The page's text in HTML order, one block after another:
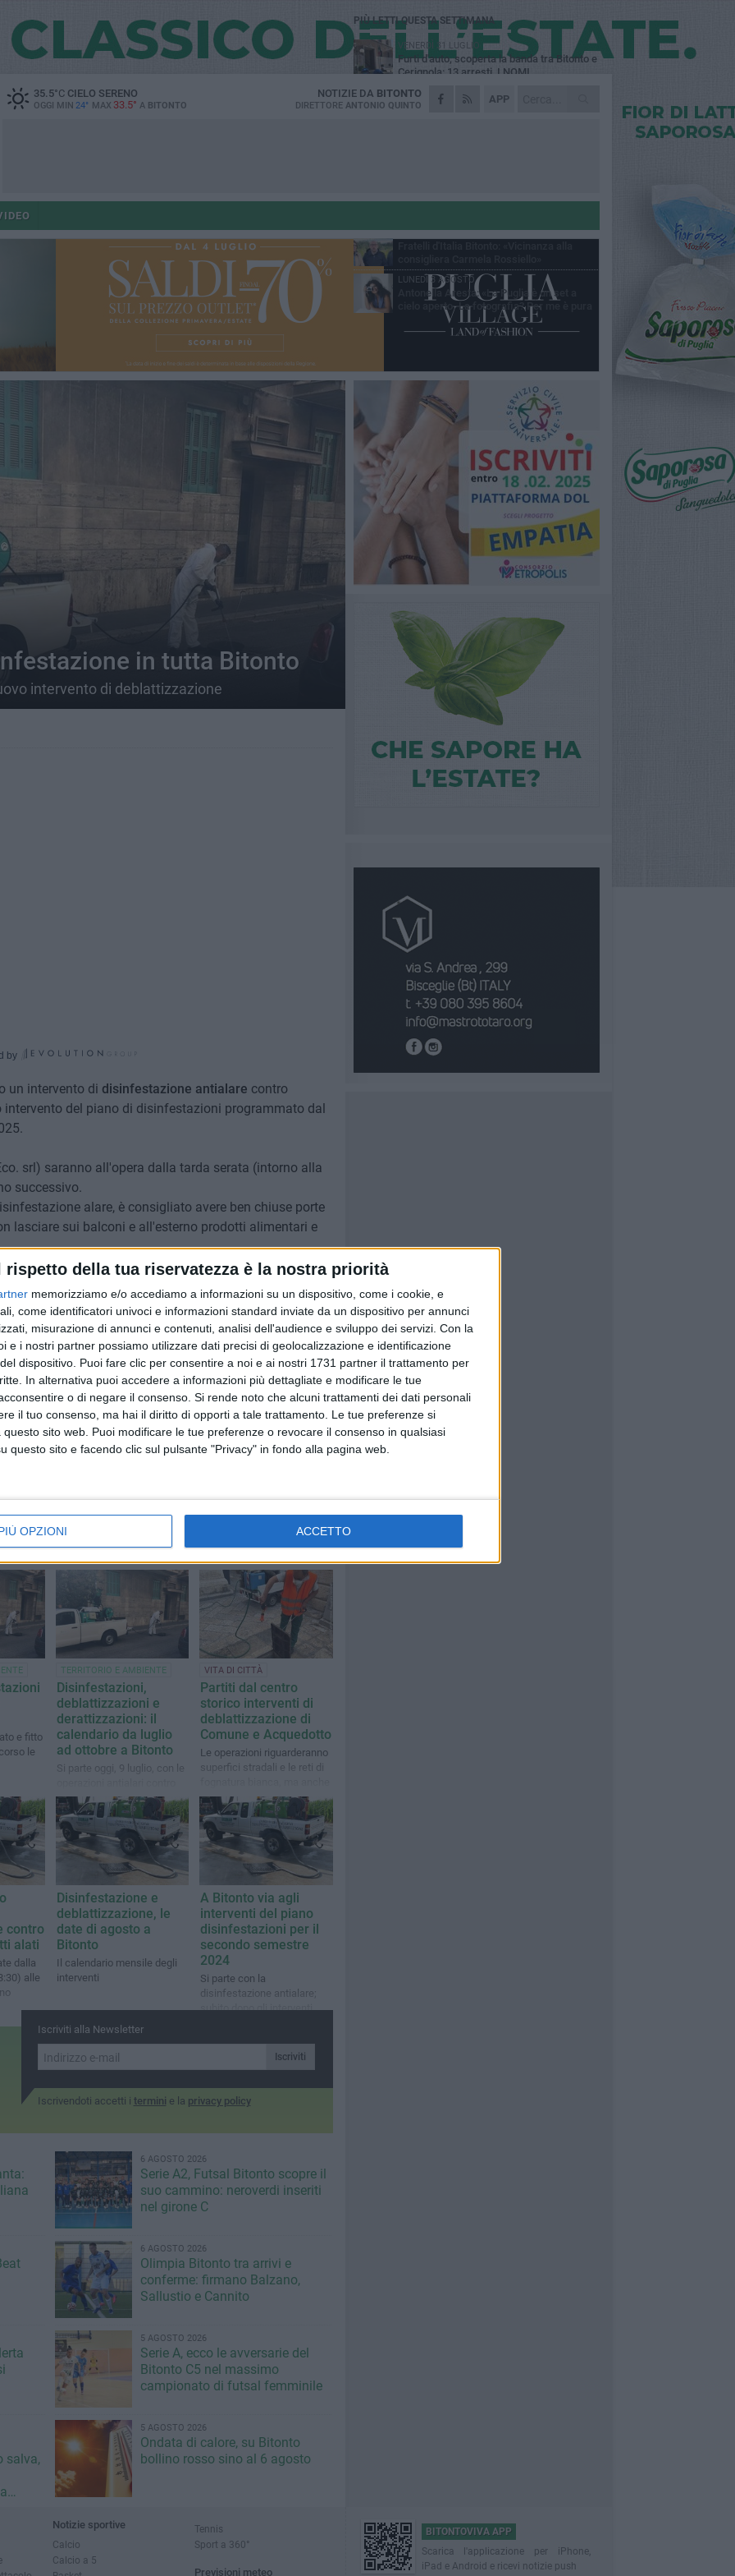
rispetto della tua riservatezza è la nostra priorità
memorizziamo e/o accediamo a informazioni su un dispositivo, come i cookie, e
come identificatori univoci e informazioni standard inviate da un dispositivo per annunci
misurazione di annunci e contenuti, analisi dell'audience e sviluppo dei servizi. Con la
e i nostri partner possiamo utilizzare dati precisi di geolocalizzazione e identificazione
dispositivo. Puoi fare clic per consentire a noi e ai nostri 1731 partner il trattamento per
In alternativa puoi accedere a informazioni più dettagliate e modificare le tue
o di negare il consenso. Si rende noto che alcuni trattamenti dei dati personali
il tuo consenso, ma hai il diritto di opporti a tale trattamento. Le tue preferenze si
sito web. Puoi modificare le tue preferenze o revocare il consenso in qualsiasi
questo sito e facendo clic sul pulsante "Privacy" in fondo alla pagina web.
OPZIONI ACCETTO
35.5°CCIELO SERENO
OGGI MIN 24° MAX 33.5° A BITONTO
APP
NOTIZIE DA BITONTO
DIRETTORE ANTONIO QUINTO
in tutta Bitonto
intervento di deblattizzazione
by
un intervento di disinfestazione antialare contro
del piano di disinfestazioni programmato dal
srl) saranno all'opera dalla tarda serata (intorno alla
successivo.
alare, è consigliato avere ben chiuse porte
lasciare sui balconi e all'esterno prodotti alimentari e
anche un nuovo intervento dideblattizzazione.
6 AGOSTO 2026
Il nuovo Prefetto di Bari si
presenta: «Sicurezza si realizza
con educazione di tutti»
e fitto
le
TERRITORIO E AMBIENTE
Disinfestazioni,
deblattizzazioni e
derattizzazioni: il
calendario da luglio
ad ottobre a Bitonto
Si parte oggi, 9 luglio, con le
zanzare ed insetti
VITA DI CITTÀ
Partiti dal centro
storico interventi di
deblattizzazione di
Comune e Acquedotto
Le operazioni riguarderanno
superfici stradali e le reti di
reti di fognatura nera e
sistema misto
contro
alati
dalla
alle
Disinfestazione e
deblattizzazione, le
date di agosto a
Bitonto
Il calendario mensile degli
interventi
A Bitonto via agli
interventi del piano
disinfestazioni per il
secondo semestre
2024
Si parte con la
disinfestazione antialare;
subito dopo gli interventi
Iscriviti alla Newsletter
Iscriviti
Iscrivendoti accetti i termini e la privacy policy
6 AGOSTO 2026
Serie A2, Futsal Bitonto scopre il
suo cammino: neroverdi inseriti
nel girone C
6 AGOSTO 2026
Olimpia Bitonto tra arrivi e
conferme: firmano Balzano,
Sallustio e Cannito
5 AGOSTO 2026
Serie A, ecco le avversarie del
Bitonto C5 nel massimo
campionato di futsal femminile
salva,
5 AGOSTO 2026
Ondata di calore, su Bitonto
bollino rosso sino al 6 agosto
PIÙ LETTI QUESTA SETTIMANA
VENERDÌ 31 LUGLIO
Furti d'auto, scoperta la banda tra Bitonto e
Cerignola: 13 arresti, I NOMI
MARTEDÌ 4 AGOSTO
Armati di bastoni fuggono con l'incasso,
"Case a un euro", Comune chiama a
DOMENICA 2 AGOSTO
LUNEDÌ 3 AGOSTO
Antonella Aresta: «La Puglia è un set a
cielo aperto. La fotografia? Per me è pura
Notizie sportive
Calcio
Calcio a 5
Tennis
Sport a 360°
Previsioni meteo
BITONTOVIVA APP
Scarica l'applicazione per iPhone,
iPad e Android e ricevi notizie push